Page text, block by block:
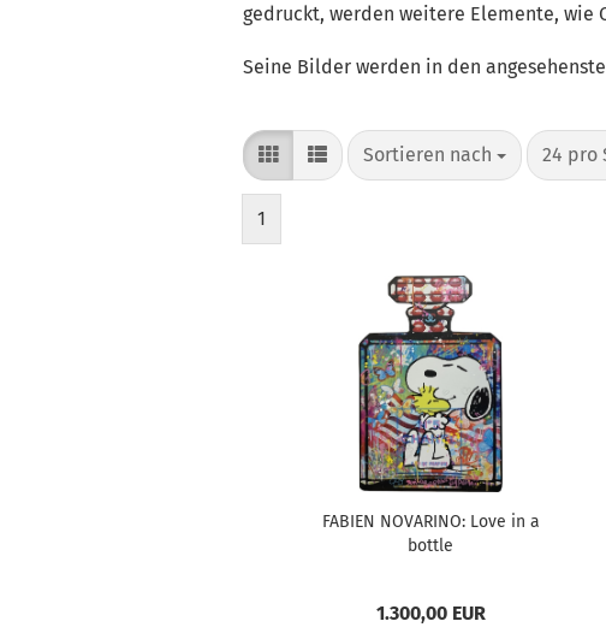
gedruckt, werden weitere Elemente, wie
Seine Bilder werden in den
Sortieren nach
Sortieren nach 24 pro
pro
1
FABIEN NOVARINO: Love in a
bottle
1.300,00 EUR